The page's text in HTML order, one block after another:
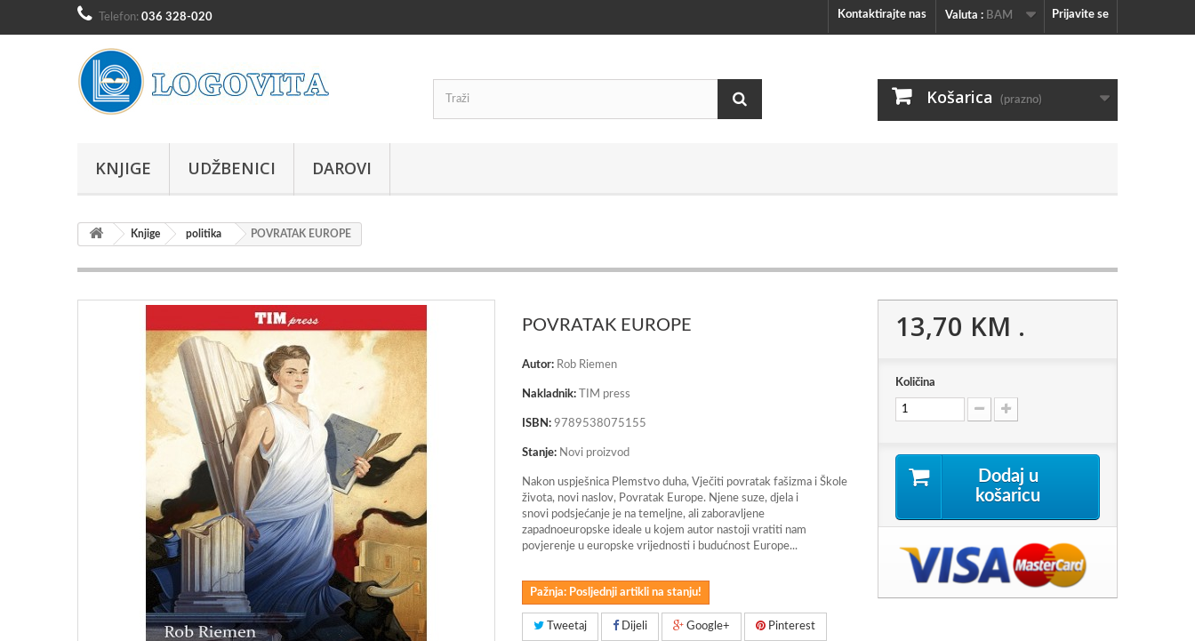
Prijavite se
Valuta : BAM
Kontaktirajte nas
Telefon: 036 328-020
Košarica (prazno)
KNJIGE UDŽBENICI DAROVI
Knjige politika POVRATAK EUROPE
POVRATAK EUROPE
Autor: Rob Riemen
Nakladnik: TIM press
ISBN: 9789538075155
Stanje: Novi proizvod
Nakon uspješnica Plemstvo duha, Vječiti povratak fašizma i Škole
života, novi naslov, Povratak Europe. Njene suze, djela i
snovi podsjećanje je na temeljne, ali zaboravljene
zapadnoeuropske ideale u kojem autor nastoji vratiti nam
povjerenje u europske vrijednosti i budućnost Europe...
Pažnja: Posljednji artikli na stanju!
Tweetaj Dijeli Google+ Pinterest
13,70 KM .
Količina
Dodaj u
košaricu